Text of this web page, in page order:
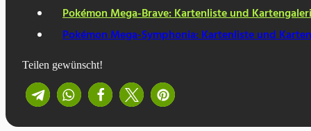
Pokémon Mega-Brave: Kartenliste und
Pokémon Mega-Symphonia: Kartenliste und
Teilen gewünscht!